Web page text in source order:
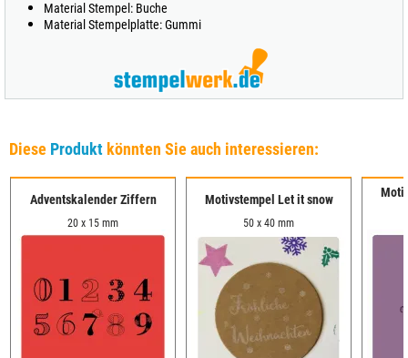
Material Stempel: Buche
Material Stempelplatte: Gummi
Diese Produkt könnten Sie auch interessieren:
Adventskalender Ziffern
20 x 15 mm
Motivstempel Let it snow
50 x 40 mm